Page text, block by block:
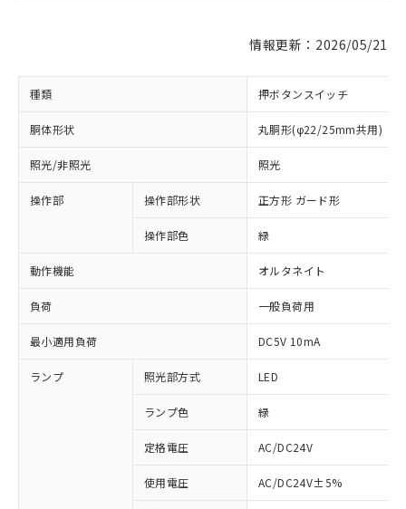
情報更新：2026/05/21
種類 押ボタンスイッチ
胴体形状 丸胴形(φ22/25mm共用)
照光/非照光 照光
操作部 操作部形状 正方形 ガード形
操作部色 緑
動作機能 オルタネイト
負荷 一般負荷用
最小適用負荷 DC5V 10mA
ランプ 照光部方式 LED
ランプ色 緑
定格電圧 AC/DC24V
使用電圧 AC/DC24V±5%